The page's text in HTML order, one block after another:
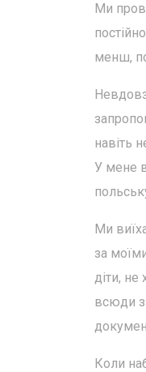
Ми
менш,
навіть
У мене
Ми
за
діти,
всюди з
Коли